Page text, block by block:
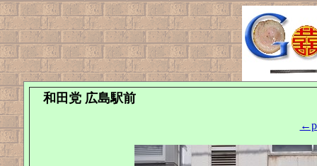
和田党 広島駅前